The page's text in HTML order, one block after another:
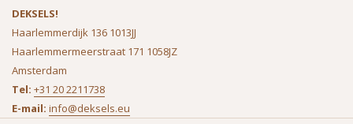
DEKSELS!
Haarlemmerdijk 136 1013JJ
Haarlemmermeerstraat 171 1058JZ
Amsterdam
Tel: +31 20 2211738
E-mail: info@deksels.eu